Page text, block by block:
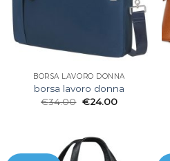
BORSA LAVORO DONNA
borsa lavoro donna
€34.00 €24.00